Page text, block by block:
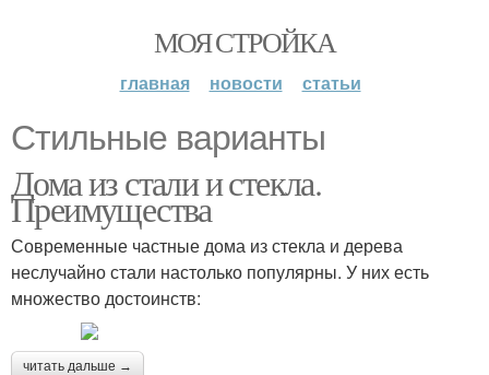
МОЯ СТРОЙКА
главная новости статьи
Стильные варианты
Дома из стали и стекла.
Преимущества
Современные частные дома из стекла и дерева
неслучайно стали настолько популярны. У них есть
множество достоинств:
читать дальше →